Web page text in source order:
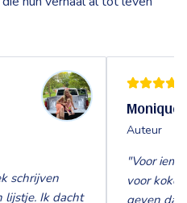
schrijven
lijstje. Ik dacht
Monique
Auteur
"Voor
voor